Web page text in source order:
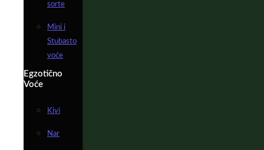
sorte
Mini i
Stubasto
voće
Egzotično
Voće
Kivi
Nar